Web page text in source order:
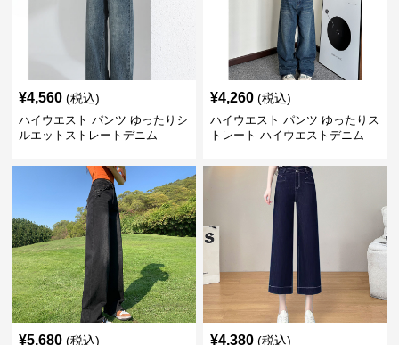
¥4,560 (税込)
ハイウエスト パンツ ゆったりシ
ルエットストレートデニム
¥4,260 (税込)
ハイウエスト パンツ ゆったりス
トレート ハイウエストデニム
¥5,680 (税込) ¥4,380 (税込)